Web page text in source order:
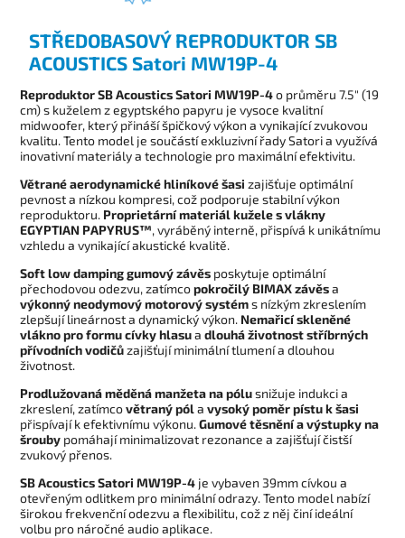
STŘEDOBASOVÝ REPRODUKTOR SB
ACOUSTICS Satori MW19P-4
Reproduktor SB Acoustics Satori MW19P-4o průměru 7.5" (19
cm) s kuželem z egyptského papyru je vysoce kvalitní
midwoofer, který přináší špičkový výkon a vynikající zvukovou
kvalitu. Tento model je součástí exkluzivní řady Satori a využívá
inovativní materiály a technologie pro maximální efektivitu.
Větrané aerodynamické hliníkové šasi zajišťuje optimální
pevnost a nízkou kompresi, což podporuje stabilní výkon
reproduktoru. Proprietární materiál kužele s vlákny
EGYPTIAN PAPYRUS™, vyráběný interně, přispívá k unikátnímu
vzhledu a vynikající akustické kvalitě.
Soft low damping gumový závěs poskytuje optimální
přechodovou odezvu, zatímcopokročilý BIMAX závěsa
výkonný neodymový motorový systéms nízkým zkreslením
zlepšují lineárnost a dynamický výkon. Nemařicí skleněné
vlákno pro formu cívky hlasua dlouhá životnost stříbrných
přívodních vodičůzajišťují minimální tlumení a dlouhou
životnost.
Prodlužovaná měděná manžeta na pólusnižuje indukci a
zkreslení, zatímcovětraný póla vysoký poměr pístu k šasi
přispívají k efektivnímu výkonu.Gumové těsnění a výstupky na
šrouby pomáhají minimalizovat rezonance a zajišťují čistší
zvukový přenos.
SB Acoustics Satori MW19P-4 je vybaven 39mm cívkou a
otevřeným odlitkem pro minimální odrazy. Tento model nabízí
širokou frekvenční odezvu a flexibilitu, což z něj činí ideální
volbu pro náročné audio aplikace.